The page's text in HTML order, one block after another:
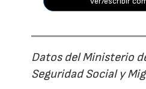
Datos del Ministerio
Seguridad Social y